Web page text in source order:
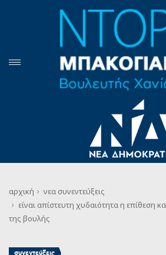
αρχική νεα συνεντεύξεις
είναι απίστευτη χυδαιότητα η επίθεση
της βουλής